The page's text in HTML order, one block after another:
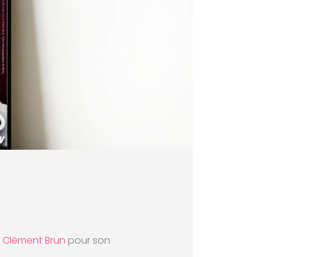
Clément Brun pour son